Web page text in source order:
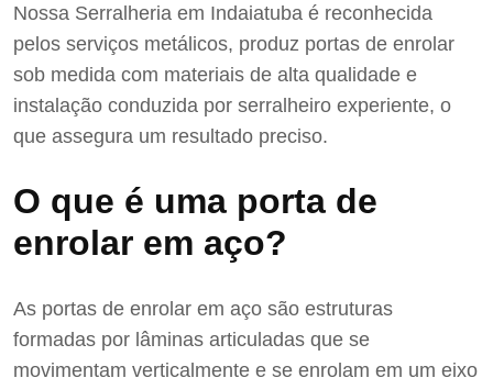
Nossa Serralheria em Indaiatuba é reconhecida
pelos serviços metálicos, produz portas de enrolar
sob medida com materiais de alta qualidade e
instalação conduzida por serralheiro experiente, o
que assegura um resultado preciso.
O que é uma porta de
enrolar em aço?
As portas de enrolar em aço são estruturas
formadas por lâminas articuladas que se
movimentam verticalmente e se enrolam em um eixo